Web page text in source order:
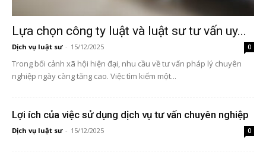
Lựa chọn công ty luật và luật sư tư vấn uy...
Dịch vụ luật sư - 15/12/2025 0
Trong bối cảnh xã hội hiện đại, nhu cầu về tư vấn pháp lý chuyên
nghiệp ngày càng tăng cao. Việc tìm kiếm một...
Lợi ích của việc sử dụng dịch vụ tư vấn chuyên nghiệp
Dịch vụ luật sư - 15/12/2025 0